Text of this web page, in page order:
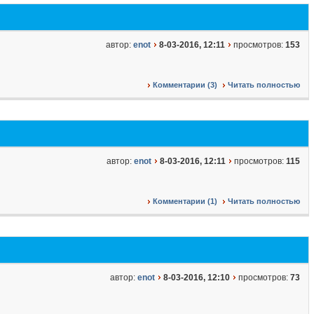
автор: enot 8-03-2016, 12:11 просмотров: 153
Комментарии (3) Читать полностью
автор: enot 8-03-2016, 12:11 просмотров: 115
Комментарии (1) Читать полностью
автор: enot 8-03-2016, 12:10 просмотров: 73